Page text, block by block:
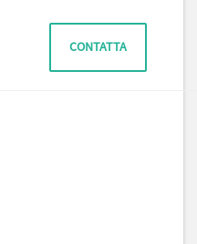
CONTATTA